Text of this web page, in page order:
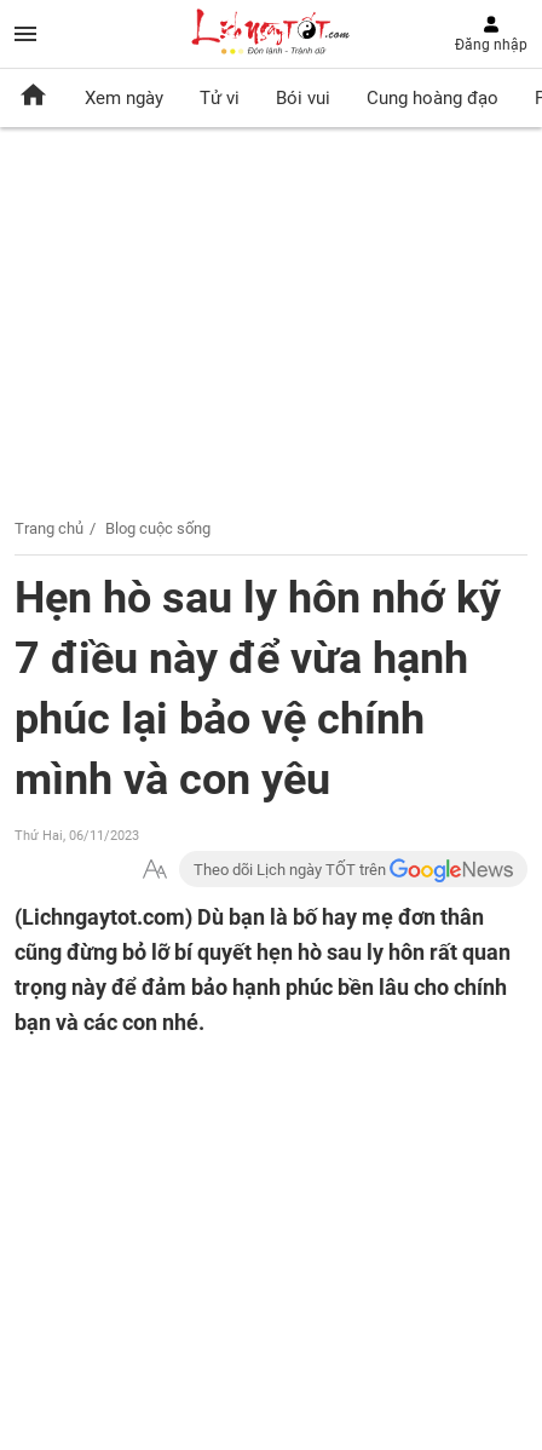
Đăng nhập
Xem ngày Tử vi Bói vui Cung hoàng đạo
Trang chủ Blog cuộc sống
Hẹn hò sau ly hôn nhớ kỹ
7 điều này để vừa hạnh
phúc lại bảo vệ chính
mình và con yêu
Thứ Hai, 06/11/2023
Theo dõi Lịch ngày TỐT trên
(Lichngaytot.com) Dù bạn là bố hay mẹ đơn thân
cũng đừng bỏ lỡ bí quyết hẹn hò sau ly hôn rất quan
trọng này để đảm bảo hạnh phúc bền lâu cho chính
bạn và các con nhé.